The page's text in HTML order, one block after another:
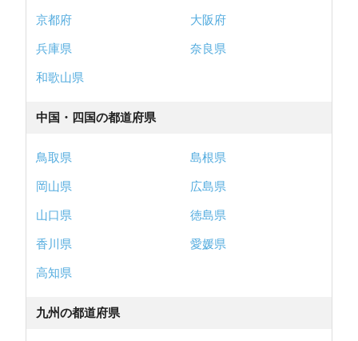
京都府
大阪府
兵庫県
奈良県
和歌山県
中国・四国の都道府県
鳥取県
島根県
岡山県
広島県
山口県
徳島県
香川県
愛媛県
高知県
九州の都道府県